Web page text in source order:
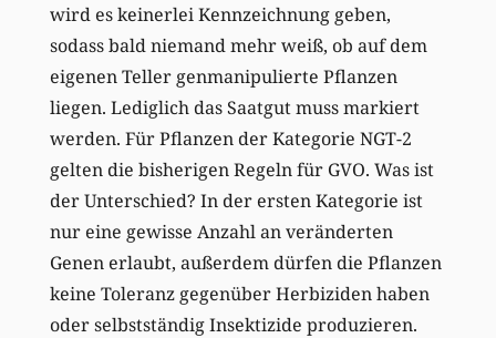
wird es keinerlei Kennzeichnung geben,
sodass bald niemand mehr weiß, ob auf dem
eigenen Teller genmanipulierte Pflanzen
liegen. Lediglich das Saatgut muss markiert
werden. Für Pflanzen der Kategorie NGT-2
gelten die bisherigen Regeln für GVO. Was ist
der Unterschied? In der ersten Kategorie ist
nur eine gewisse Anzahl an veränderten
Genen erlaubt, außerdem dürfen die Pflanzen
keine Toleranz gegenüber Herbiziden haben
oder selbstständig Insektizide produzieren.